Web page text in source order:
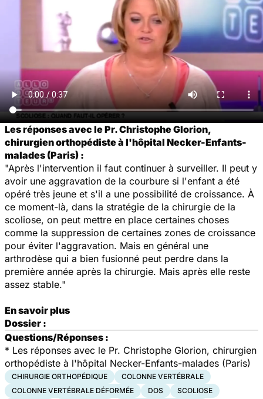
Les réponses avec le Pr. Christophe Glorion,
chirurgien orthopédiste à l'hôpital Necker-Enfants-
malades (Paris) :
"Après l'intervention il faut continuer à surveiller. Il peut y
avoir une aggravation de la courbure si l'enfant a été
opéré très jeune et s'il a une possibilité de croissance. À
ce moment-là, dans la stratégie de la chirurgie de la
scoliose, on peut mettre en place certaines choses
comme la suppression de certaines zones de croissance
pour éviter l'aggravation. Mais en général une
arthrodèse qui a bien fusionné peut perdre dans la
première année après la chirurgie. Mais après elle reste
assez stable."
En savoir plus
Dossier :
Questions/Réponses :
* Les réponses avec le Pr. Christophe Glorion, chirurgien
orthopédiste à l'hôpital Necker-Enfants-malades (Paris)
CHIRURGIE ORTHOPÉDIQUE
COLONNE VERTÉBRALE
COLONNE VERTÉBRALE DÉFORMÉE
DOS
SCOLIOSE